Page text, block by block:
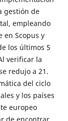
gestión de
empleando
en Scopus y
los últimos 5
verificar la
redujo a 21.
del ciclo
y los países
europeo